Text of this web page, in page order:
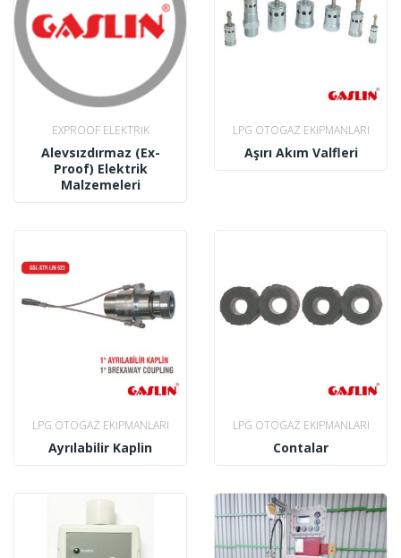
EXPROOF ELEKTRIK
MALZEMELERI
Alevsızdırmaz (Ex-
Proof) Elektrik
Malzemeleri
LPG OTOGAZ EKIPMANLARI
Aşırı Akım Valfleri
LPG OTOGAZ EKIPMANLARI
Ayrılabilir Kaplin
LPG OTOGAZ EKIPMANLARI
Contalar